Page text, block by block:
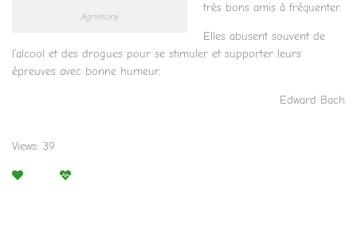
Agrimony
très bons amis à fréquenter.
Elles abusent souvent de
l’alcool et des drogues pour se stimuler et supporter leurs
épreuves avec bonne humeur.
Edward Bach
Views: 39